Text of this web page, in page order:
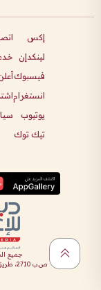
إكس
لينكدإن
فيسبوك
انستغرام
يوتيوب
تيك توك
جميع
ص.ب 2710، طريق الشيخ زايد، دبي، الإمارات العربية المتحدة